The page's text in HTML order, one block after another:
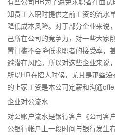
知员工入职时提供之前工资的流水
降低成本风险。对于部分企业来说
己所在公司的竞争力，对一些大家
置门槛不会降低求职者的接受率，
避潜在风险。所以对这些企业来说
所以HR在招人时候，尤其是那些
的上家工资是本公司定薪和沟通
企业对公流水
对公账户流水是银行客户《公司客
公银行帐户上一段时间与银行发生